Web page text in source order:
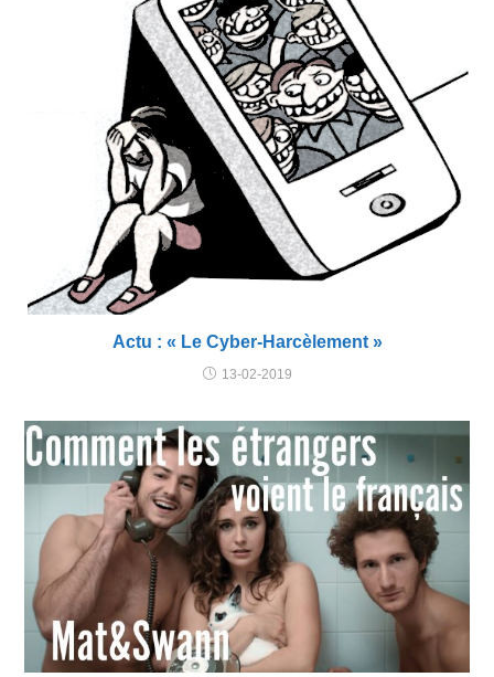
Actu : « Le Cyber-Harcèlement »
13-02-2019